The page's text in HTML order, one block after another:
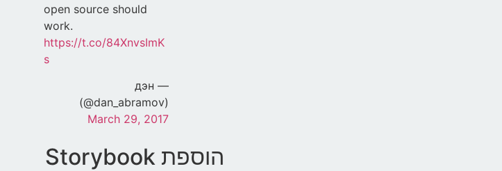
open source should
work.
https://t.co/84XnvsImK
s
— дэн
(@dan_abramov)
March 29, 2017
הוספת Storybook